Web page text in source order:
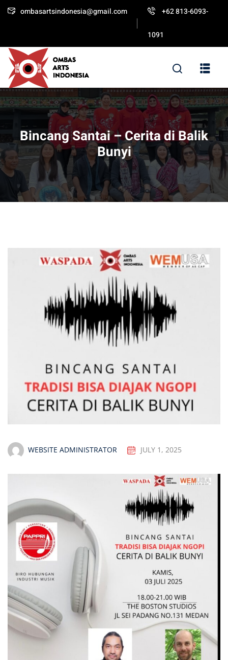
ombasartsindonesia@gmail.com +62 813-6093-
1091
Bincang Santai – Cerita di Balik
Bunyi
WEBSITE ADMINISTRATOR JULY 1, 2025
Don’t have an account?
Remember me Lost your password?